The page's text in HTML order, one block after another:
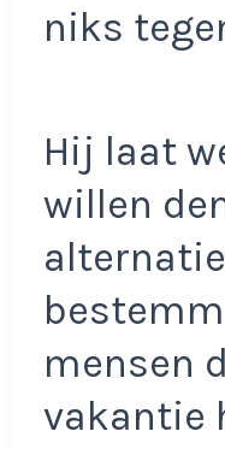
niks
Hij laat
willen
mensen
vakantie